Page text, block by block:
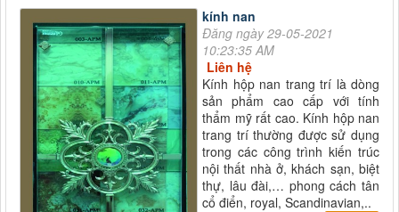
kính nan
Đăng ngày 29-05-2021
10:23:35 AM
Liên hệ
Kính hộp nan trang trí là dòng
sản phẩm cao cấp với tính
thẩm mỹ rất cao. Kính hộp nan
trang trí thường được sử dụng
trong các công trình kiến trúc
nội thất nhà ở, khách sạn, biệt
thự, lâu đài,… phong cách tân
cổ điển, royal, Scandinavian,..